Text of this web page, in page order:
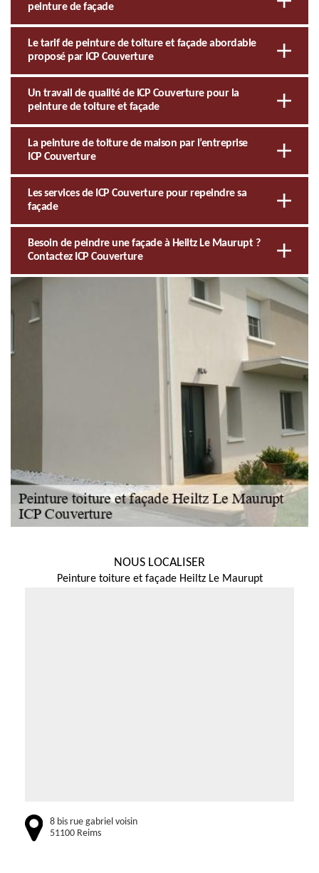
peinture de façade
Le tarif de peinture de toiture et façade abordable
proposé par ICP Couverture
Un travail de qualité de ICP Couverture pour la
peinture de toiture et façade
La peinture de toiture de maison par l’entreprise
ICP Couverture
Les services de ICP Couverture pour repeindre sa
façade
Besoin de peindre une façade à Heiltz Le Maurupt ?
Contactez ICP Couverture
NOUS LOCALISER
Peinture toiture et façade Heiltz Le Maurupt
8 bis rue gabriel voisin
51100 Reims